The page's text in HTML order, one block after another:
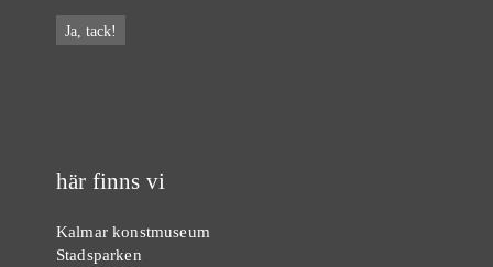
här finns vi
Kalmar konstmuseum
Stadsparken